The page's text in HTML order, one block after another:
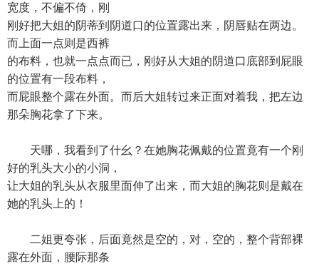
宽度，不偏不倚，刚
刚好把大姐的阴蒂到阴道口的位置露出来，阴唇贴在两边。
而上面一点则是西裤
的布料，也就一点点而已，刚好从大姐的阴道口底部到屁眼
的位置有一段布料，
而屁眼整个露在外面。而后大姐转过来正面对着我，把左边
那朵胸花拿了下来。
天哪，我看到了什幺？在她胸花佩戴的位置竟有一个刚
好的乳头大小的小洞，
让大姐的乳头从衣服里面伸了出来，而大姐的胸花则是戴在
她的乳头上的！
二姐更夸张，后面竟然是空的，对，空的，整个背部裸
露在外面，腰际那条